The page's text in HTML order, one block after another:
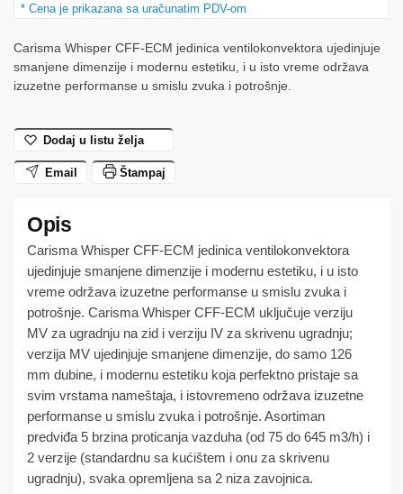
Carisma Whisper CFF-ECM jedinica ventilokonvektora ujedinjuje
smanjene dimenzije i modernu estetiku, i u isto vreme održava
izuzetne performanse u smislu zvuka i potrošnje.
Dodaj u listu želja
Email Štampaj
Carisma Whisper CFF-ECM jedinica ventilokonvektora
ujedinjuje smanjene dimenzije i modernu estetiku, i u isto
vreme održava izuzetne performanse u smislu zvuka i
potrošnje. Carisma Whisper CFF-ECM uključuje verziju
MV za ugradnju na zid i verziju IV za skrivenu ugradnju;
verzija MV ujedinjuje smanjene dimenzije, do samo 126
mm dubine, i modernu estetiku koja perfektno pristaje sa
svim vrstama nameštaja, i istovremeno održava izuzetne
performanse u smislu zvuka i potrošnje. Asortiman
predviđa 5 brzina proticanja vazduha (od 75 do 645 m3/h) i
2 verzije (standardnu sa kućištem i onu za skrivenu
ugradnju), svaka opremljena sa 2 niza zavojnica.